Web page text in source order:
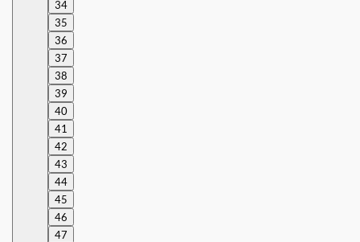
34
35
36
37
38
39
40
41
42
43
44
45
46
47